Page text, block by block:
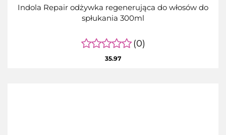
Indola Repair odżywka regenerująca do włosów do
spłukania 300ml
(0)
35.97